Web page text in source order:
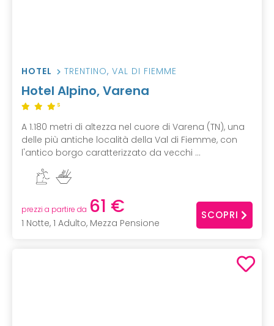
HOTEL TRENTINO, VAL DI FIEMME
Hotel Alpino, Varena
S
A 1.180 metri di altezza nel cuore di Varena (TN), una
delle più antiche località della Val di Fiemme, con
l'antico borgo caratterizzato da vecchi ...
prezzi a partire da 61 €
1 Notte, 1 Adulto, Mezza Pensione
SCOPRI